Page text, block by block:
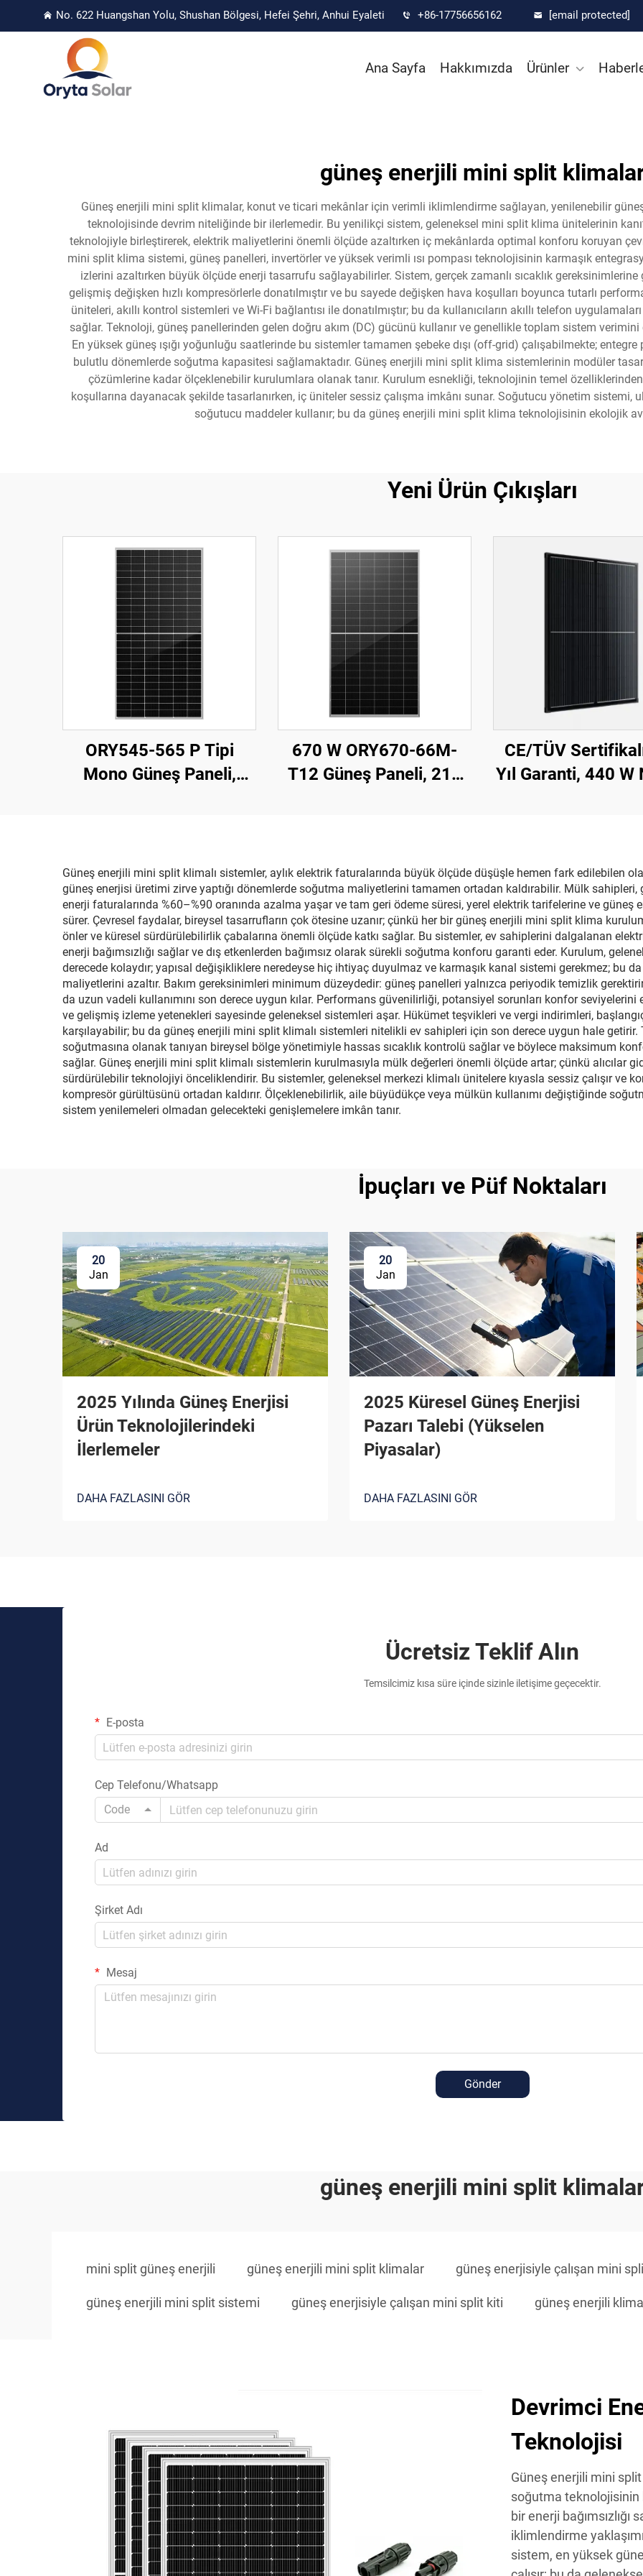
No. 622 Huangshan Yolu, Shushan Bölgesi, Hefei Şehri, Anhui Eyaleti +86-17756656162 [email protected]
Ana Sayfa Hakkımızda Ürünler
güneş enerjili mini split
Güneş enerjili mini split klimalar, konut ve ticari mekânlar için verimli iklimlendirme sağlayan, yenilenebilir
teknolojisinde devrim niteliğinde bir ilerlemedir. Bu yenilikçi sistem, geleneksel mini split klima ünitelerinin
teknolojiyle birleştirerek, elektrik maliyetlerini önemli ölçüde azaltırken iç mekânlarda optimal konforu koruyan
mini split klima sistemi, güneş panelleri, invertörler ve yüksek verimli ısı pompası teknolojisinin karmaşık
izlerini azaltırken büyük ölçüde enerji tasarrufu sağlayabilirler. Sistem, gerçek zamanlı sıcaklık gereksinimlerine
gelişmiş değişken hızlı kompresörlerle donatılmıştır ve bu sayede değişken hava koşulları boyunca tutarlı
üniteleri, akıllı kontrol sistemleri ve Wi-Fi bağlantısı ile donatılmıştır; bu da kullanıcıların akıllı telefon
sağlar. Teknoloji, güneş panellerinden gelen doğru akım (DC) gücünü kullanır ve genellikle toplam sistem
En yüksek güneş ışığı yoğunluğu saatlerinde bu sistemler tamamen şebeke dışı (off-grid) çalışabilmekte;
bulutlu dönemlerde soğutma kapasitesi sağlamaktadır. Güneş enerjili mini split klima sistemlerinin modüler
çözümlerine kadar ölçeklenebilir kurulumlara olanak tanır. Kurulum esnekliği, teknolojinin temel özelliklerinden
koşullarına dayanacak şekilde tasarlanırken, iç üniteler sessiz çalışma imkânı sunar. Soğutucu yönetim sistemi,
soğutucu maddeler kullanır; bu da güneş enerjili mini split klima teknolojisinin ekolojik
Yeni Ürün Çıkışları
ORY545-565 P Tipi
Mono Güneş Paneli,
670 W ORY670-66M-
T12 Güneş Paneli, 210
CE/TÜV
Yıl Garanti, 440 W
Güneş enerjili mini split klimalı sistemler, aylık elektrik faturalarında büyük ölçüde düşüşle hemen fark edilebilen
güneş enerjisi üretimi zirve yaptığı dönemlerde soğutma maliyetlerini tamamen ortadan kaldırabilir. Mülk
enerji faturalarında %60–%90 oranında azalma yaşar ve tam geri ödeme süresi, yerel elektrik tarifelerine ve güneş
sürer. Çevresel faydalar, bireysel tasarrufların çok ötesine uzanır; çünkü her bir güneş enerjili mini split klima
önler ve küresel sürdürülebilirlik çabalarına önemli ölçüde katkı sağlar. Bu sistemler, ev sahiplerini dalgalanan
enerji bağımsızlığı sağlar ve dış etkenlerden bağımsız olarak sürekli soğutma konforu garanti eder. Kurulum,
derecede kolaydır; yapısal değişikliklere neredeyse hiç ihtiyaç duyulmaz ve karmaşık kanal sistemi gerekmez; bu
maliyetlerini azaltır. Bakım gereksinimleri minimum düzeydedir: güneş panelleri yalnızca periyodik temizlik
da uzun vadeli kullanımını son derece uygun kılar. Performans güvenilirliği, potansiyel sorunları konfor
ve gelişmiş izleme yetenekleri sayesinde geleneksel sistemleri aşar. Hükümet teşvikleri ve vergi indirimleri,
karşılayabilir; bu da güneş enerjili mini split klimalı sistemleri nitelikli ev sahipleri için son derece uygun hale getirir.
soğutmasına olanak tanıyan bireysel bölge yönetimiyle hassas sıcaklık kontrolü sağlar ve böylece maksimum
sağlar. Güneş enerjili mini split klimalı sistemlerin kurulmasıyla mülk değerleri önemli ölçüde artar; çünkü alıcılar
sürdürülebilir teknolojiyi önceliklendirir. Bu sistemler, geleneksel merkezi klimalı ünitelere kıyasla sessiz çalışır ve
kompresör gürültüsünü ortadan kaldırır. Ölçeklenebilirlik, aile büyüdükçe veya mülkün kullanımı değiştiğinde
sistem yenilemeleri olmadan gelecekteki genişlemelere imkân tanır.
İpuçları ve Püf Noktaları
20
Jan
2025 Yılında Güneş Enerjisi
Ürün Teknolojilerindeki
İlerlemeler
DAHA FAZLASINI GÖR
20
Jan
2025 Küresel Güneş Enerjisi
Pazarı Talebi (Yükselen
Piyasalar)
DAHA FAZLASINI GÖR
Ücretsiz Teklif Alın
Temsilcimiz kısa süre içinde sizinle iletişime geçecektir.
E-posta
Cep Telefonu/Whatsapp
Code
Ad
Şirket Adı
Mesaj
Gönder
güneş enerjili mini split
mini split güneş enerjili güneş enerjili mini split klimalar güneş enerjisiyle çalışan mini
güneş enerjili mini split sistemi güneş enerjisiyle çalışan mini split kiti güneş enerjili
Devrimci
Teknolojisi
Güneş enerjili mini
soğutma teknolojisinin
bir enerji
iklimlendirme
sistem, en yüksek